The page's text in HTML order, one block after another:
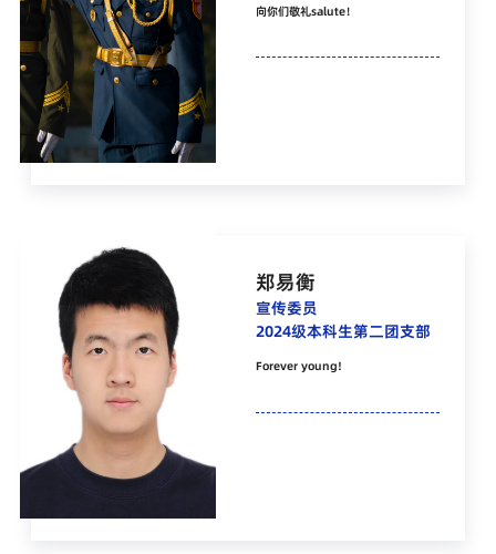
向你们敬礼salute！
郑易衡
宣传委员
2024级本科生第二团支部
Forever young!